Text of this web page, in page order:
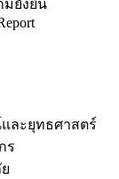
มยั่งยืน
ละยุทธศาสตร์
ร